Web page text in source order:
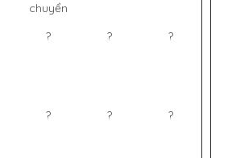
chuyển
? ? ?
? ? ?